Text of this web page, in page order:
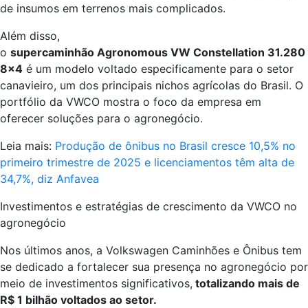
de insumos em terrenos mais complicados.
Além disso,
o supercaminhão Agronomous VW Constellation 31.280
8×4 é um modelo voltado especificamente para o setor
canavieiro, um dos principais nichos agrícolas do Brasil. O
portfólio da VWCO mostra o foco da empresa em
oferecer soluções para o agronegócio.
Leia mais: Produção de ônibus no Brasil cresce 10,5% no
primeiro trimestre de 2025 e licenciamentos têm alta de
34,7%, diz Anfavea
Investimentos e estratégias de crescimento da VWCO no
agronegócio
Nos últimos anos, a Volkswagen Caminhões e Ônibus tem
se dedicado a fortalecer sua presença no agronegócio por
meio de investimentos significativos, totalizando mais de
R$ 1 bilhão voltados ao setor.